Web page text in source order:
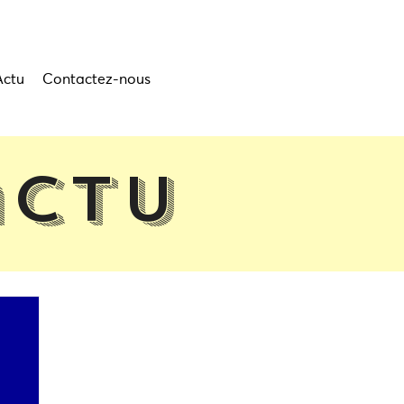
Contactez-nous